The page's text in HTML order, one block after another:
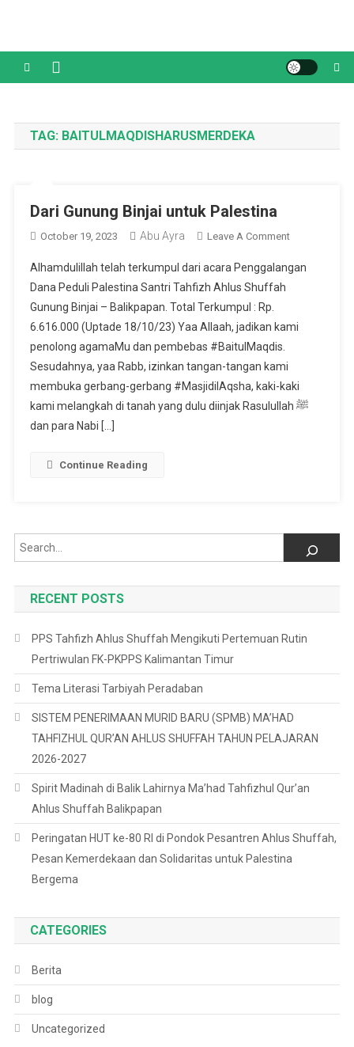
TAG: BAITULMAQDISHARUSMERDEKA
Dari Gunung Binjai untuk Palestina
October 19, 2023 Abu Ayra Leave A CommentOn
Gunung
Palestina
Alhamdulillah telah terkumpul dari acara Penggalangan
Dana Peduli Palestina Santri Tahfizh Ahlus Shuffah
Gunung Binjai – Balikpapan. Total Terkumpul : Rp.
6.616.000 (Uptade 18/10/23) Yaa Allaah, jadikan kami
penolong agamaMu dan pembebas #BaitulMaqdis.
Sesudahnya, yaa Rabb, izinkan tangan-tangan kami
membuka gerbang-gerbang #MasjidilAqsha, kaki-kaki
kami melangkah di tanah yang dulu diinjak Rasulullah ﷺ
dan para Nabi […]
Continue Reading
Search
RECENT POSTS
PPS Tahfizh Ahlus Shuffah Mengikuti Pertemuan Rutin
Pertriwulan FK-PKPPS Kalimantan Timur
Tema Literasi Tarbiyah Peradaban
SISTEM PENERIMAAN MURID BARU (SPMB) MA’HAD
TAHFIZHUL QUR’AN AHLUS SHUFFAH TAHUN PELAJARAN
2026-2027
Spirit Madinah di Balik Lahirnya Ma’had Tahfizhul Qur’an
Ahlus Shuffah Balikpapan
Peringatan HUT ke-80 RI di Pondok Pesantren Ahlus Shuffah,
Pesan Kemerdekaan dan Solidaritas untuk Palestina
Bergema
CATEGORIES
Berita
blog
Uncategorized